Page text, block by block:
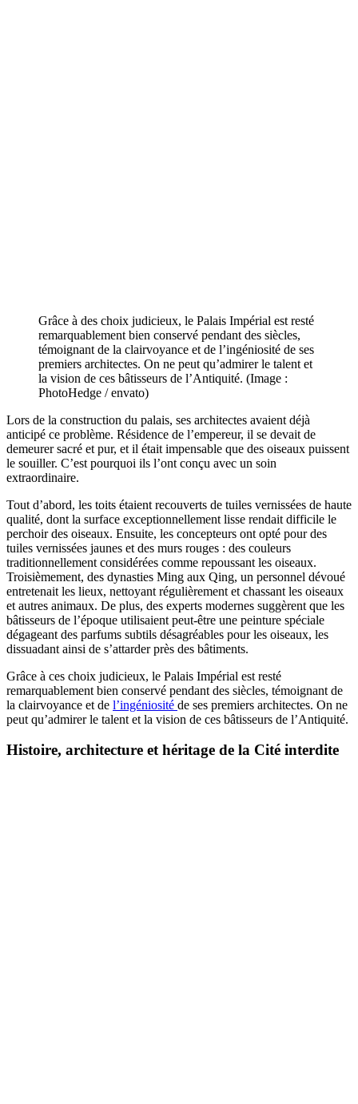
Grâce à des choix judicieux, le Palais Impérial est resté
remarquablement bien conservé pendant des siècles,
témoignant de la clairvoyance et de l’ingéniosité de ses
premiers architectes. On ne peut qu’admirer le talent et
la vision de ces bâtisseurs de l’Antiquité. (Image :
PhotoHedge / envato)
Lors de la construction du palais, ses architectes avaient déjà
anticipé ce problème. Résidence de l’empereur, il se devait de
demeurer sacré et pur, et il était impensable que des oiseaux puissent
le souiller. C’est pourquoi ils l’ont conçu avec un soin
extraordinaire.
Tout d’abord, les toits étaient recouverts de tuiles vernissées de haute
qualité, dont la surface exceptionnellement lisse rendait difficile le
perchoir des oiseaux. Ensuite, les concepteurs ont opté pour des
tuiles vernissées jaunes et des murs rouges : des couleurs
traditionnellement considérées comme repoussant les oiseaux.
Troisièmement, des dynasties Ming aux Qing, un personnel dévoué
entretenait les lieux, nettoyant régulièrement et chassant les oiseaux
et autres animaux. De plus, des experts modernes suggèrent que les
bâtisseurs de l’époque utilisaient peut-être une peinture spéciale
dégageant des parfums subtils désagréables pour les oiseaux, les
dissuadant ainsi de s’attarder près des bâtiments.
Grâce à ces choix judicieux, le Palais Impérial est resté
remarquablement bien conservé pendant des siècles, témoignant de
la clairvoyance et de l’ingéniosité de ses premiers architectes. On ne
peut qu’admirer le talent et la vision de ces bâtisseurs de l’Antiquité.
Histoire, architecture et héritage de la Cité interdite